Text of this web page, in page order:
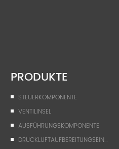
PRODUKTE
STEUERKOMPONENTE
VENTILINSEL
AUSFÜHRUNGSKOMPONENTE
DRUCKLUFTAUFBEREITUNGSEINHEIT